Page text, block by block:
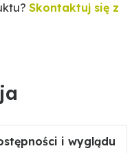
Skontaktuj się z
i wyglądu